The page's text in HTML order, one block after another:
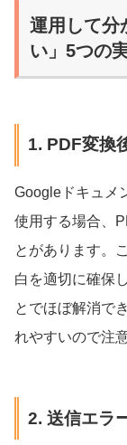
運用して分
い」5つの
1. PDF変換
Googleドキュメ
使用する場合、
とがあります。
白を適切に確保
とでほぼ解消で
れやすいので注
2. 送信エラ